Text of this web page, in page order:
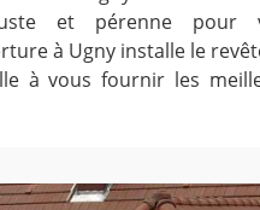
et pérenne pour
à Ugny installe le
à vous fournir les